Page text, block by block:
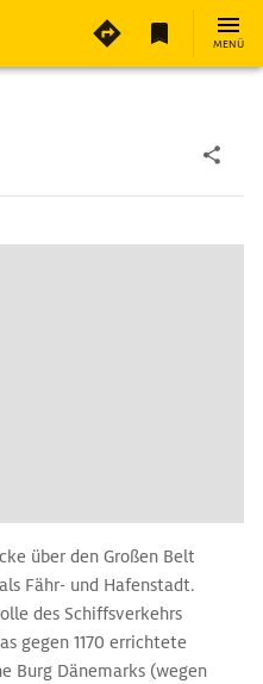
MENÜ
über den Großen Belt
Fähr- und Hafenstadt.
des Schiffsverkehrs
gegen 1170 errichtete
Burg Dänemarks (wegen